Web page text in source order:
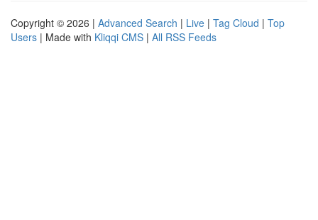
Copyright © 2026 | Advanced Search | Live | Tag Cloud | Top
Users | Made with Kliqqi CMS | All RSS Feeds